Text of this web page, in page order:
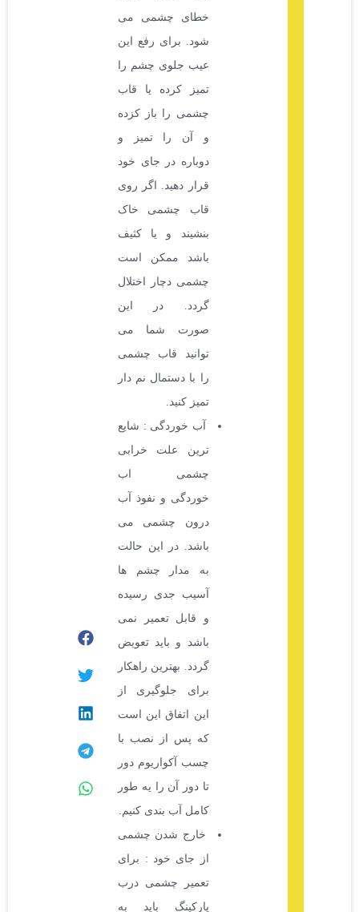
خطای چشمی می
شود. برای رفع این
عیب جلوی چشم را
تمیز کرده یا قاب
چشمی را باز کزده
و آن را تمیز و
دوباره در جای خود
قرار دهید. اگر روی
قاب چشمی خاک
بنشیند و یا کثیف
باشد ممکن است
چشمی دچار اختلال
گردد. در این
صورت شما می
توانید قاب چشمی
را با دستمال نم دار
آب خوردگی : شایع
ترین علت خرابی
چشمی اب
خوردگی و نفوذ آب
درون چشمی می
باشد. در این حالت
به مدار چشم ها
آسیب جدی رسیده
و قابل تعمیر نمی
باشد و باید تعویض
گردد. بهترین راهکار
برای جلوگیری از
این اتفاق این است
که پس از نصب با
چسب آکواریوم دور
تا دور آن را یه طور
کامل آب بندی کنیم.
خارج شدن چشمی
از جای خود : برای
تعمیر چشمی درب
پارکینگ باید به